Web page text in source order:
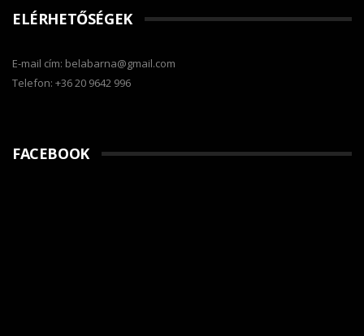
ELÉRHETŐSÉGEK
E-mail cím: belabarna@gmail.com
Telefon: +36 20 9642 996
FACEBOOK